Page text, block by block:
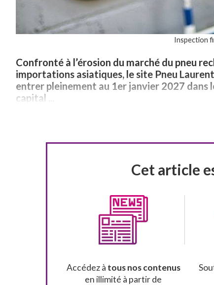
Inspection
Confronté à l’érosion du marché du pneu
importations asiatiques, le site Pneu
entrer pleinement au 1er janvier 2027
capital ...
Cet article
Accédez à tous nos contenus
en illimité à partir de